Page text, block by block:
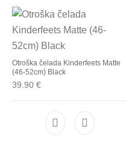
Otroška čelada Kinderfeets Matte
(46-52cm) Black
39.90€